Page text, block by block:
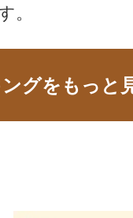
。
グをもっと